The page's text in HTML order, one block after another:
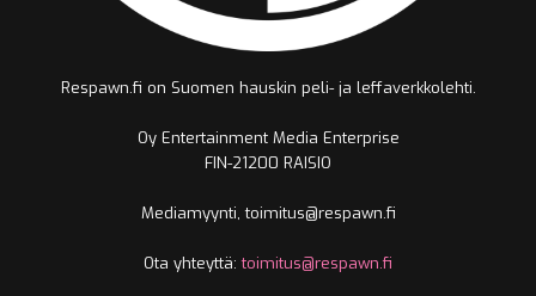
Respawn.fi on Suomen hauskin peli- ja leffaverkkolehti.
Oy Entertainment Media Enterprise
FIN-21200 RAISIO
Mediamyynti, toimitus@respawn.fi
Ota yhteyttä:toimitus@respawn.fi